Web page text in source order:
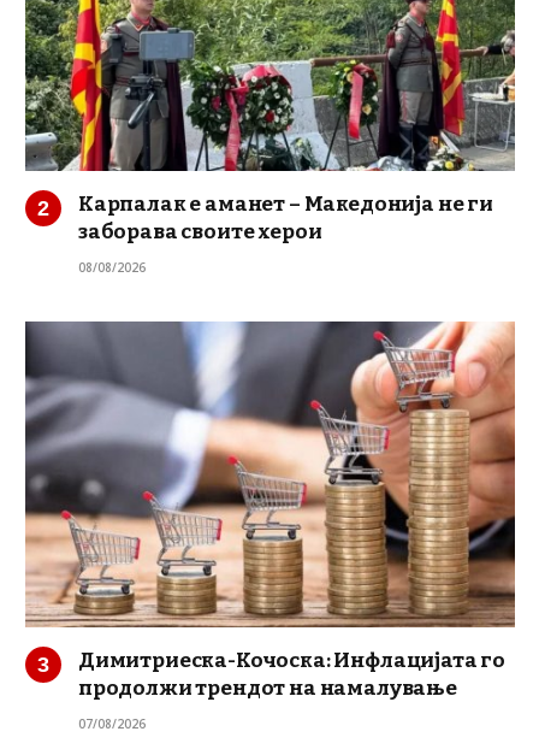
Карпалак е аманет – Македонија не ги
заборава своите херои
08/08/2026
Димитриеска-Кочоска: Инфлацијата го
продолжи трендот на намалување
07/08/2026